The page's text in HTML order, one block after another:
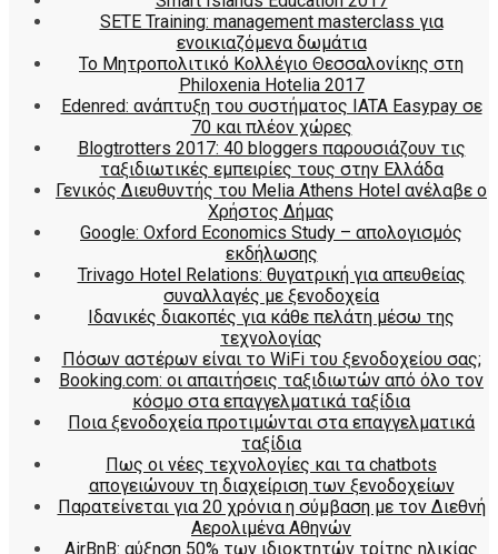
SETE Training: management masterclass για
ενοικιαζόμενα δωμάτια
Το Μητροπολιτικό Κολλέγιο Θεσσαλονίκης στη
Philoxenia Hotelia 2017
Edenred: ανάπτυξη του συστήματος IATA Easypay σε
70 και πλέον χώρες
Blogtrotters 2017: 40 bloggers παρουσιάζουν τις
ταξιδιωτικές εμπειρίες τους στην Ελλάδα
Γενικός Διευθυντής του Melia Athens Hotel ανέλαβε ο
Χρήστος Δήμας
Google: Oxford Economics Study – απολογισμός
εκδήλωσης
Trivago Hotel Relations: θυγατρική για απευθείας
συναλλαγές με ξενοδοχεία
Iδανικές διακοπές για κάθε πελάτη μέσω της
τεχνολογίας
Πόσων αστέρων είναι το WiFi του ξενοδοχείου σας;
Booking.com: οι απαιτήσεις ταξιδιωτών από όλο τον
κόσμο στα επαγγελματικά ταξίδια
Ποια ξενοδοχεία προτιμώνται στα επαγγελματικά
ταξίδια
Πως οι νέες τεχνολογίες και τα chatbots
απογειώνουν τη διαχείριση των ξενοδοχείων
Παρατείνεται για 20 χρόνια η σύμβαση με τον Διεθνή
Αερολιμένα Αθηνών
AirBnB: αύξηση 50% των ιδιοκτητών τρίτης ηλικίας